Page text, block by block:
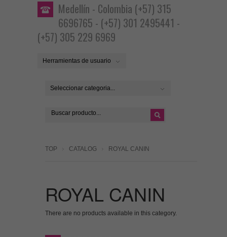
Medellín - Colombia (+57) 315
6696765 - (+57) 301 2495441 -
(+57) 305 229 6969
Herramientas de usuario
Seleccionar categoria...
TOP CATALOG ROYAL CANIN
ROYAL CANIN
There are no products available in this category.